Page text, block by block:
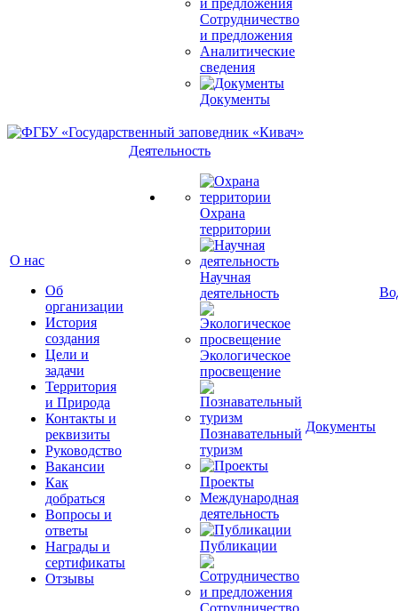
Сотрудничество
и предложения
Аналитические
сведения
Документы
О нас
Об
организации
История
создания
Цели и
задачи
Территория
и Природа
Контакты и
реквизиты
Руководство
Вакансии
Как
добраться
Вопросы и
ответы
Награды и
сертификаты
Отзывы
Деятельность
Охрана
территории
Научная
деятельность
Экологическое
просвещение
Познавательный
туризм
Проекты
Международная
деятельность
Публикации
Сотрудничество
Документы